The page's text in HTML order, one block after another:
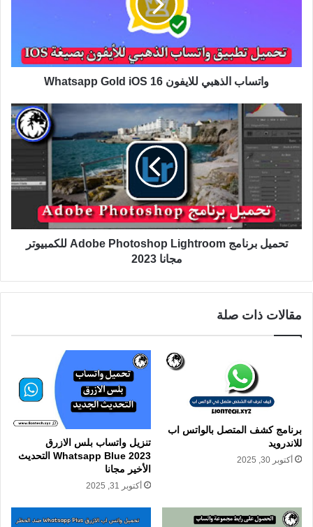
واتساب الذهبي للايفون Whatsapp Gold iOS 16
تحميل برنامج Adobe Photoshop Lightroom للكمبيوتر
مجانا 2023
مقالات ذات صلة
برنامج كشف المتصل بالواتس اب
للاندرويد
أكتوبر 30, 2025
تنزيل واتساب بلس الازرق
Whatsapp Blue 2023 التحديث
الأخير مجانا
أكتوبر 31, 2025